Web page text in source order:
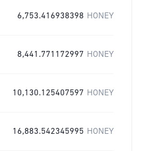
6,753.416938398 HONEY
8,441.771172997 HONEY
10,130.125407597 HONEY
16,883.542345995 HONEY